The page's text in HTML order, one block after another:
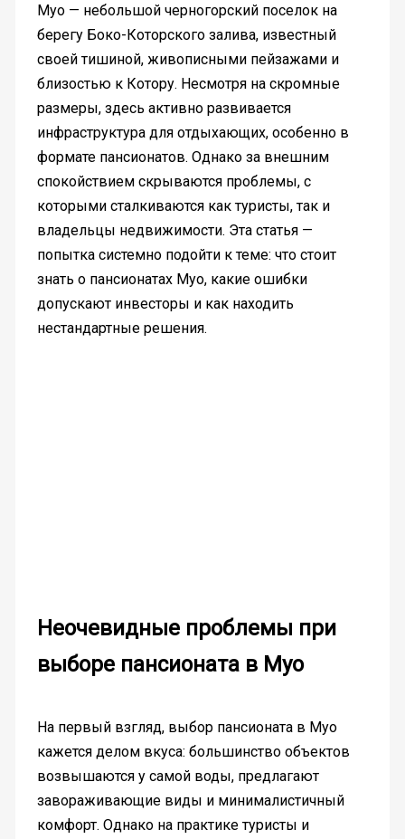
Муо — небольшой черногорский поселок на
берегу Боко-Которского залива, известный
своей тишиной, живописными пейзажами и
близостью к Котору. Несмотря на скромные
размеры, здесь активно развивается
инфраструктура для отдыхающих, особенно в
формате пансионатов. Однако за внешним
спокойствием скрываются проблемы, с
которыми сталкиваются как туристы, так и
владельцы недвижимости. Эта статья —
попытка системно подойти к теме: что стоит
знать о пансионатах Муо, какие ошибки
допускают инвесторы и как находить
нестандартные решения.
Неочевидные проблемы при
выборе пансионата в Муо
На первый взгляд, выбор пансионата в Муо
кажется делом вкуса: большинство объектов
возвышаются у самой воды, предлагают
завораживающие виды и минималистичный
комфорт. Однако на практике туристы и